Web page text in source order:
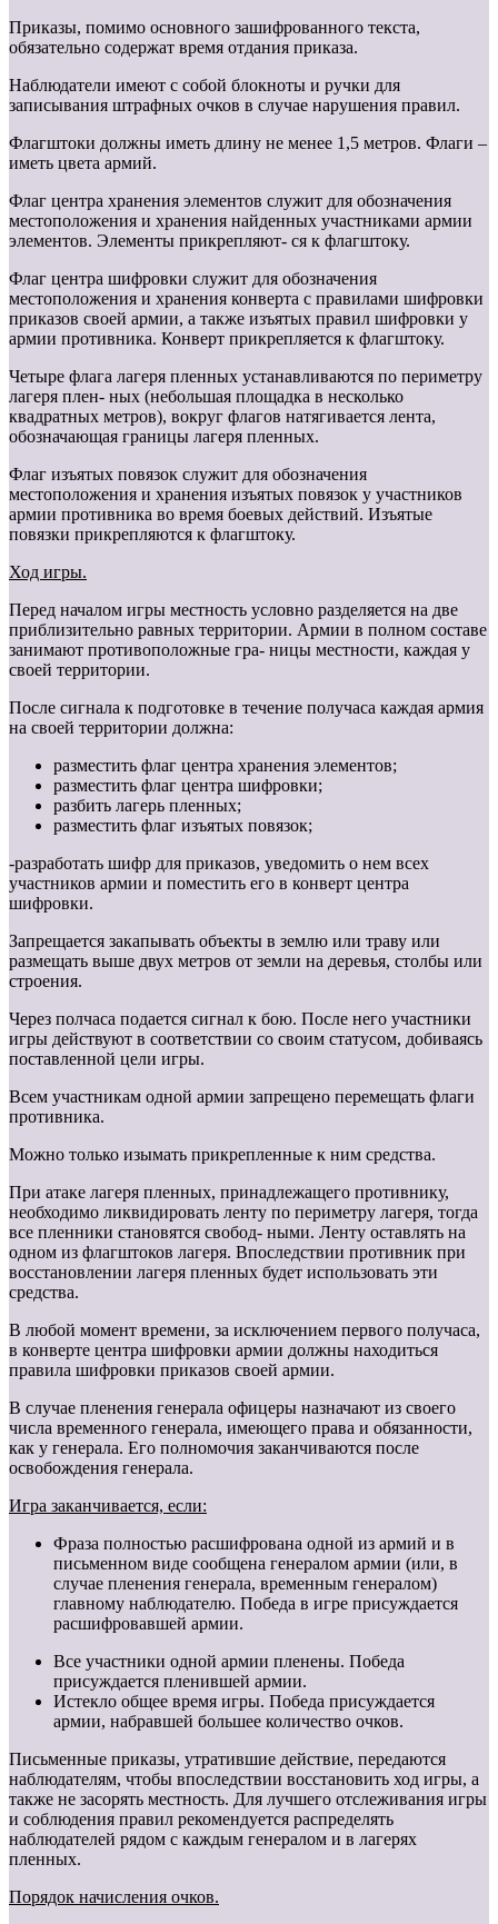
Приказы, помимо основного зашифрованного текста,
обязательно содержат время отдания приказа.
Наблюдатели имеют с собой блокноты и ручки для
записывания штрафных очков в случае нарушения правил.
Флагштоки должны иметь длину не менее 1,5 метров. Флаги –
иметь цвета армий.
Флаг центра хранения элементов служит для обозначения
местоположения и хранения найденных участниками армии
элементов. Элементы прикрепляют- ся к флагштоку.
Флаг центра шифровки служит для обозначения
местоположения и хранения конверта с правилами шифровки
приказов своей армии, а также изъятых правил шифровки у
армии противника. Конверт прикрепляется к флагштоку.
Четыре флага лагеря пленных устанавливаются по периметру
лагеря плен- ных (небольшая площадка в несколько
квадратных метров), вокруг флагов натягивается лента,
обозначающая границы лагеря пленных.
Флаг изъятых повязок служит для обозначения
местоположения и хранения изъятых повязок у участников
армии противника во время боевых действий. Изъятые
повязки прикрепляются к флагштоку.
Ход игры.
Перед началом игры местность условно разделяется на две
приблизительно равных территории. Армии в полном составе
занимают противоположные гра- ницы местности, каждая у
своей территории.
После сигнала к подготовке в течение получаса каждая армия
на своей территории должна:
разместить флаг центра хранения элементов;
разместить флаг центра шифровки;
разбить лагерь пленных;
разместить флаг изъятых повязок;
-разработать шифр для приказов, уведомить о нем всех
участников армии и поместить его в конверт центра
шифровки.
Запрещается закапывать объекты в землю или траву или
размещать выше двух метров от земли на деревья, столбы или
строения.
Через полчаса подается сигнал к бою. После него участники
игры действуют в соответствии со своим статусом, добиваясь
поставленной цели игры.
Всем участникам одной армии запрещено перемещать флаги
противника.
Можно только изымать прикрепленные к ним средства.
При атаке лагеря пленных, принадлежащего противнику,
необходимо ликвидировать ленту по периметру лагеря, тогда
все пленники становятся свобод- ными. Ленту оставлять на
одном из флагштоков лагеря. Впоследствии противник при
восстановлении лагеря пленных будет использовать эти
средства.
В любой момент времени, за исключением первого получаса,
в конверте центра шифровки армии должны находиться
правила шифровки приказов своей армии.
В случае пленения генерала офицеры назначают из своего
числа временного генерала, имеющего права и обязанности,
как у генерала. Его полномочия заканчиваются после
освобождения генерала.
Игра заканчивается, если:
Фраза полностью расшифрована одной из армий и в
письменном виде сообщена генералом армии (или, в
случае пленения генерала, временным генералом)
главному наблюдателю. Победа в игре присуждается
расшифровавшей армии.
Все участники одной армии пленены. Победа
присуждается пленившей армии.
Истекло общее время игры. Победа присуждается
армии, набравшей большее количество очков.
Письменные приказы, утратившие действие, передаются
наблюдателям, чтобы впоследствии восстановить ход игры, а
также не засорять местность. Для лучшего отслеживания игры
и соблюдения правил рекомендуется распределять
наблюдателей рядом с каждым генералом и в лагерях
пленных.
Порядок начисления очков.